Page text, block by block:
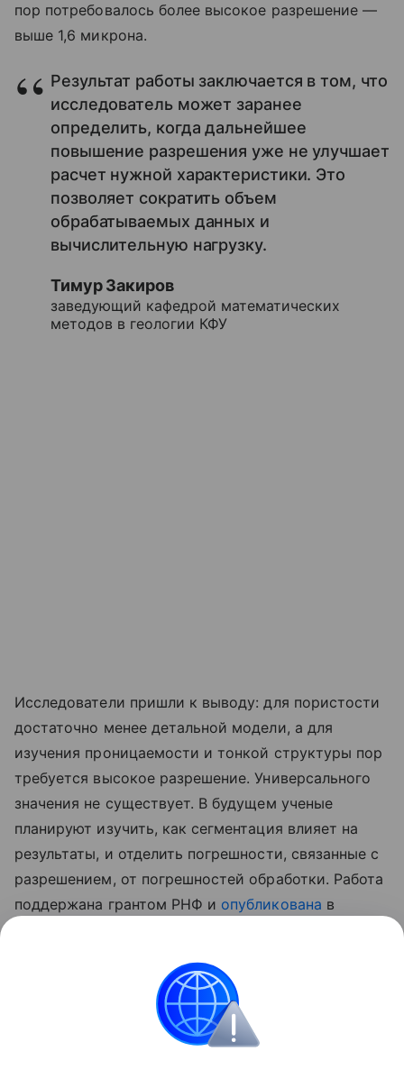
пор потребовалось более высокое разрешение —
выше 1,6 микрона.
Результат работы заключается в том, что
исследователь может заранее
определить, когда дальнейшее
повышение разрешения уже не улучшает
расчет нужной характеристики. Это
позволяет сократить объем
обрабатываемых данных и
вычислительную нагрузку.
Тимур Закиров
заведующий кафедрой математических
методов в геологии КФУ
Исследователи пришли к выводу: для пористости
достаточно менее детальной модели, а для
изучения проницаемости и тонкой структуры пор
требуется высокое разрешение. Универсального
значения не существует. В будущем ученые
планируют изучить, как сегментация влияет на
результаты, и отделить погрешности, связанные с
разрешением, от погрешностей обработки. Работа
поддержана грантом РНФ и опубликована в
писалао том, зачем ученые
переводят горные породы в виртуальный мир.